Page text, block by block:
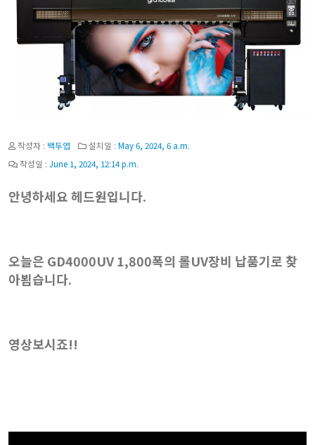
작성자 : 백두엽 설치일 : May 6, 2024, 6 a.m.
작성일 : June 1, 2024, 12:14 p.m.
안녕하세요 헤드원입니다.
오늘은 GD4000UV 1,800폭의 롤UV장비 납품기로 찾
아뵙습니다.
영상보시죠!!